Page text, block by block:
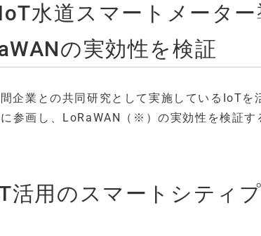
水道スマートメーター
の実効性を検証
企業との共同研究として実施しているIoTを
参画し、LoRaWAN（※）の実効性を検証す
活用のスマートシティ